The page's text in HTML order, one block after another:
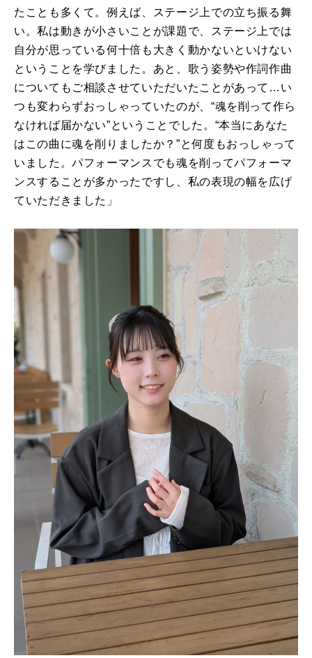
たことも多くて。例えば、ステージ上での立ち振る舞
い。私は動きが小さいことが課題で、ステージ上では
自分が思っている何十倍も大きく動かないといけない
ということを学びました。あと、歌う姿勢や作詞作曲
についてもご相談させていただいたことがあって…い
つも変わらずおっしゃっていたのが、“魂を削って作ら
なければ届かない”ということでした。“本当にあなた
はこの曲に魂を削りましたか？”と何度もおっしゃって
いました。パフォーマンスでも魂を削ってパフォーマ
ンスすることが多かったですし、私の表現の幅を広げ
ていただきました」